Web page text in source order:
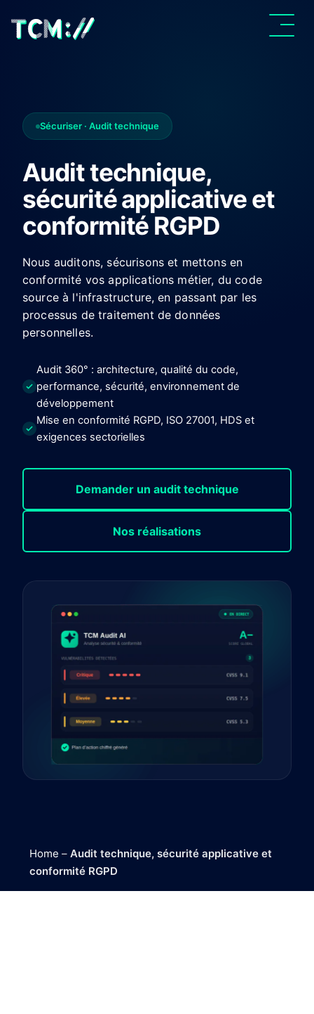
Sécuriser · Audit technique
Audit technique,
sécurité applicative et
conformité RGPD
Nous auditons, sécurisons et mettons en
conformité vos applications métier, du code
source à l'infrastructure, en passant par les
processus de traitement de données
personnelles.
Audit 360° : architecture, qualité du code,
performance, sécurité, environnement de
développement
Mise en conformité RGPD, ISO 27001, HDS et
exigences sectorielles
Demander un audit technique
Nos réalisations
Home –Audit technique, sécurité applicative et
conformité RGPD